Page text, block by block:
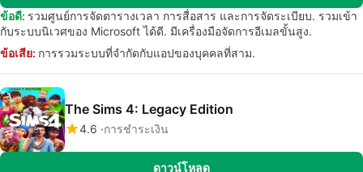
ข้อดี: รวมศูนย์การจัดตารางเวลา การสื่อสาร และการจัดระเบียบ. รวมเข้า
กับระบบนิเวศของ Microsoft ได้ดี. มีเครื่องมือจัดการอีเมลขั้นสูง.
ข้อเสีย: การรวมระบบที่จำกัดกับแอปของบุคคลที่สาม.
The Sims 4: Legacy Edition
4.6 การชำระเงิน
ดาวน์โหลด